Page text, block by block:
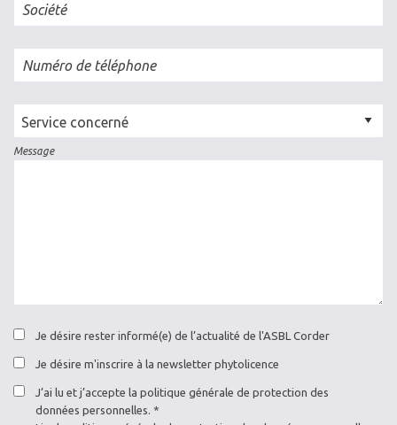
Société
Numéro de téléphone
Cellule
concernée
Message
Je désire rester informé(e) de l’actualité de l'ASBL Corder
Je désire m'inscrire à la newsletter phytolicence
J’ai lu et j’accepte la politique générale de protection des
données personnelles.